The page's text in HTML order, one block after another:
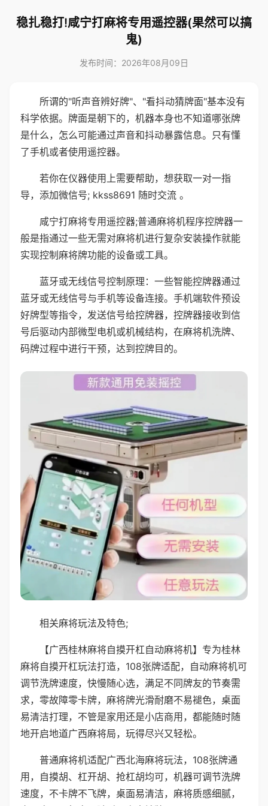
稳扎稳打!咸宁打麻将专用遥控器(果然可以搞
鬼)
发布时间：2026年08月09日
所谓的"听声音辨好牌"、"看抖动猜牌面"基本没有
科学依据。牌面是朝下的，机器本身也不知道哪张牌
是什么，怎么可能通过声音和抖动暴露信息。只有懂
了手机或者使用遥控器。
若你在仪器使用上需要帮助，想获取一对一指
导，添加微信号; kkss8691 随时交流 。
咸宁打麻将专用遥控器;普通麻将机程序控牌器一
般是指通过一些无需对麻将机进行复杂安装操作就能
实现控制麻将牌功能的设备或工具。
蓝牙或无线信号控制原理：一些智能控牌器通过
蓝牙或无线信号与手机等设备连接。手机端软件预设
好牌型等指令，发送信号给控牌器，控牌器接收到信
号后驱动内部微型电机或机械结构，在麻将机洗牌、
码牌过程中进行干预，达到控牌目的。
相关麻将玩法及特色;
【广西桂林麻将自摸开杠自动麻将机】专为桂林
麻将自摸开杠玩法打造，108张牌适配，自动麻将机可
调节洗牌速度，快慢随心选，满足不同牌友的节奏需
求，零故障零卡牌，麻将牌光滑耐磨不易褪色，桌面
易清洁打理，不管是家用还是小店商用，都能随时随
地开启地道广西麻将局，玩得尽兴又轻松。
普通麻将机适配广西北海麻将玩法，108张牌通
用，自摸胡、杠开胡、抢杠胡均可，机器可调节洗牌
速度，不卡牌不飞牌，桌面易清洁，麻将质感细腻，